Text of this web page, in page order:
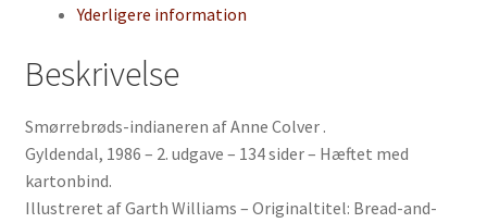
Yderligere information
Beskrivelse
Smørrebrøds-indianeren af Anne Colver .
Gyldendal, 1986 – 2. udgave – 134 sider – Hæftet med
kartonbind.
Illustreret af Garth Williams – Originaltitel: Bread-and-